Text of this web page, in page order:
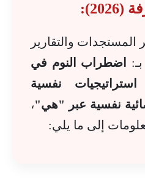
المستجدات والتقارير
اضطراب النوم في
نفسية
نفسية عبر "هي"،
إلى ما يلي: